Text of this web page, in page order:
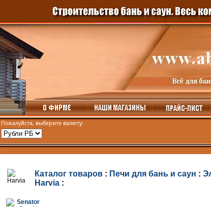
Пожалуйста, выберите валюту:
Каталог товаров: Печи для бань и саун :
Harvia: